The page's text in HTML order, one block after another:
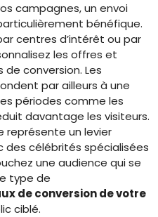
campagnes, un envoi
bénéfique.
centres d’intérêt ou par
les offres et
conversion. Les
par ailleurs à une
périodes comme les
davantage les visiteurs.
représente un levier
des célébrités spécialisées
une audience qui se
type de
de conversion de votre
ciblé.